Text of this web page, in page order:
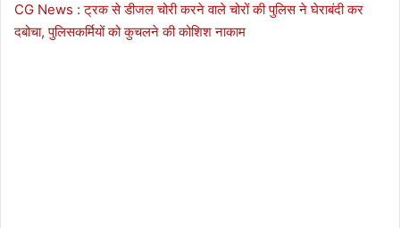
CG News : ट्रक से डीजल चोरी करने वाले चोरों की पुलिस ने घेराबंदी कर
दबोचा, पुलिसकर्मियों को कुचलने की कोशिश नाकाम